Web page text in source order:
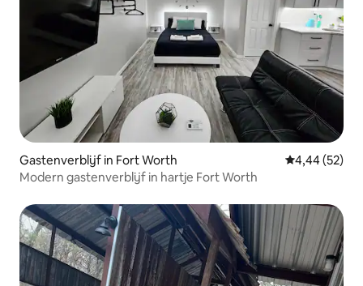
Gastenverblijf in Fort Worth Gemiddelde
4,44 (52)
Modern gastenverblijf in hartje Fort Worth